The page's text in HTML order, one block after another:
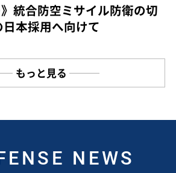
統合防空ミサイル防衛の切
本採用へ向けて
もっと見る
NEWS